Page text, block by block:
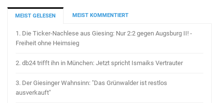
MEIST GELESEN MEIST KOMMENTIERT
1. Die Ticker-Nachlese aus Giesing: Nur 2:2 gegen Augsburg II! -
Freiheit ohne Heimsieg
2. db24 trifft ihn in München: Jetzt spricht Ismaiks Vertrauter
3. Der Giesinger Wahnsinn: "Das Grünwalder ist restlos
ausverkauft"